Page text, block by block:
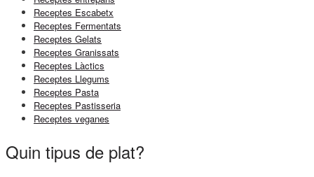
Receptes Escabetx
Receptes Fermentats
Receptes Gelats
Receptes Granissats
Receptes Làctics
Receptes Llegums
Receptes Pasta
Receptes Pastisseria
Receptes veganes
Quin tipus de plat?